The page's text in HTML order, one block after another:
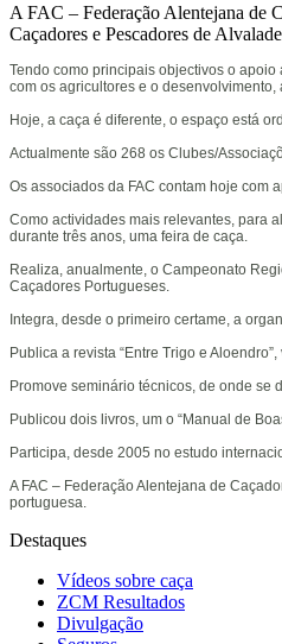
A FAC – Federação Alentejana de
Caçadores e Pescadores de
Tendo como principais objectivos o
com os agricultores e o
Hoje, a caça é diferente, o espaço está
Actualmente são 268 os Clubes/
Os associados da FAC contam hoje com
Como actividades mais relevantes, para
durante três anos, uma feira de caça.
Realiza, anualmente, o Campeonato
Caçadores Portugueses.
Integra, desde o primeiro certame, a
Publica a revista “Entre Trigo e
Promove seminário técnicos, de onde se
Publicou dois livros, um o “Manual de
Participa, desde 2005 no estudo
A FAC – Federação Alentejana de
portuguesa.
Destaques
Vídeos sobre caça
ZCM Resultados
Divulgação